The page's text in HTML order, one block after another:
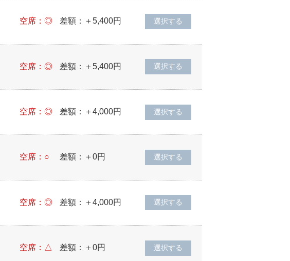
空席：◎ 差額：＋5,400円
空席：◎ 差額：＋5,400円
空席：◎ 差額：＋4,000円
空席：○ 差額：＋0円
空席：◎ 差額：＋4,000円
空席：△ 差額：＋0円